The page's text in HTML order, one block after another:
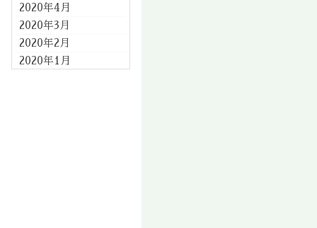
2020年4月
2020年3月
2020年2月
2020年1月